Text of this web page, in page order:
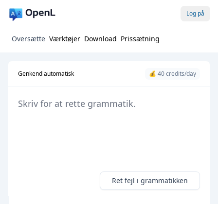
Log på
Oversætte Værktøjer Download Prissætning
Genkend automatisk 💰 40 credits/day
Ret fejl i grammatikken